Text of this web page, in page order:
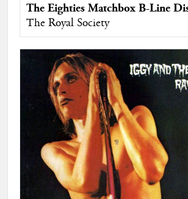
The Eighties Matchbox B-Line
The Royal Society